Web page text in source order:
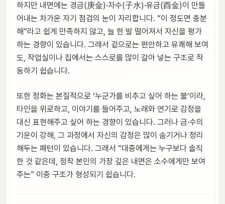
하지만 내면에는 경금(庚金)·자수(子水)·유금(酉金)이 만들
어내는 차가운 자기 점검의 눈이 자리합니다. “이 정도면 충분
해”라고 쉽게 만족하지 않고, 늘 한 발 떨어져서 자신을 평가
하는 경향이 있습니다. 그래서 겉으로는 편안하고 유쾌해 보여
도, 작업실이나 집에서는 스스로를 많이 갈아 넣는 구조로 작
동하기 쉽습니다.
또한 정화는 본질적으로 ‘누군가를 비추고 싶어 하는 불’이라,
타인을 위로하고, 이야기를 들어주고, 노래와 연기로 감정을
대신 표현해주고 싶어 하는 경향이 있습니다. 그러나 금·수의
기운이 강해, 그 과정에서 자신의 감정은 많이 숨기거나 정리
해두는 패턴이 있습니다. 그래서 “대중에게는 누구보다 솔직
한 것 같은데, 정작 본인의 가장 깊은 내면은 소수에게만 보여
주는” 이중 구조가 형성되기 쉽습니다.